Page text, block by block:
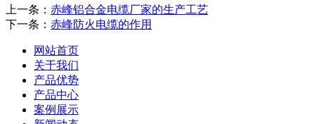
上一条： 赤峰铝合金电缆厂家的生产工艺
下一条： 赤峰防火电缆的作用
网站首页
关于我们
产品优势
产品中心
案例展示